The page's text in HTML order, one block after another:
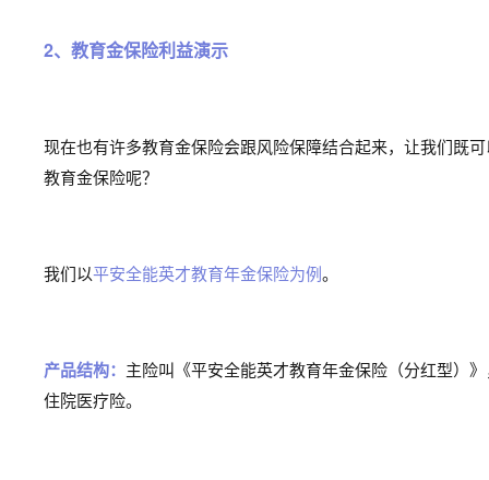
2、教育金保险利益演示
现在也有许多教育金保险会跟风险保障结合起来，让我们既
教育金保险呢？
我们以平安全能英才教育年金保险为例。
产品结构： 主险叫《平安全能英才教育年金保险（分红型）
住院医疗险。